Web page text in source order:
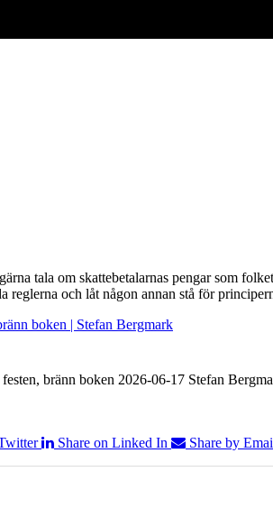
tala om skattebetalarnas pengar som
reglerna och låt någon annan stå för
boken | Stefan Bergmark
bränn boken 2026-06-17 Stefan
Share on Linked In Share by